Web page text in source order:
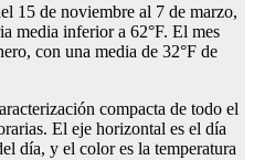
15 de noviembre al 7 de marzo,
media inferior a 62°F. El mes
con una media de 32°F de
compacta de todo el
El eje horizontal es el día
día, y el color es la temperatura